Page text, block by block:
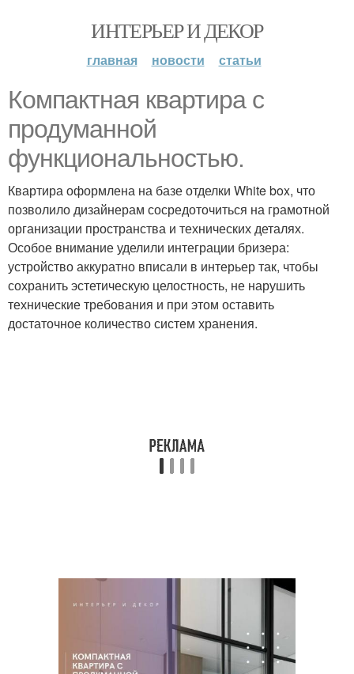
ИНТЕРЬЕР И ДЕКОР
главная новости статьи
Компактная квартира с
продуманной
функциональностью.
Квартира оформлена на базе отделки White box, что
позволило дизайнерам сосредоточиться на грамотной
организации пространства и технических деталях.
Особое внимание уделили интеграции бризера:
устройство аккуратно вписали в интерьер так, чтобы
сохранить эстетическую целостность, не нарушить
технические требования и при этом оставить
достаточное количество систем хранения.